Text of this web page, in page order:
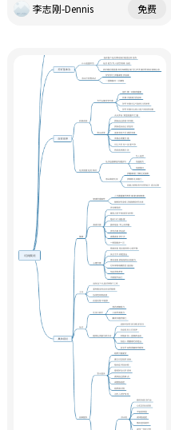
李志刚-Dennis
免费